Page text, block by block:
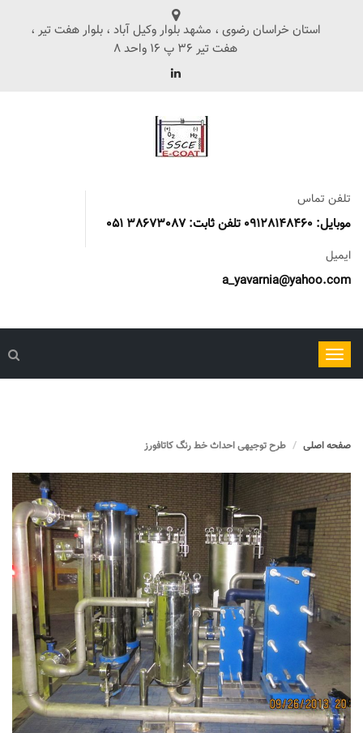
استان خراسان رضوی ، مشهد بلوار وکیل آباد ، بلوار هفت تیر ،
هفت تیر 36 پ 16 واحد 8
تلفن تماس
موبایل: 09128148460 تلفن ثابت: 38673087 051
ایمیل
a_yavarnia@yahoo.com
ناوبری
را
صفحه اصلی طرح توجیهی احداث خط رنگ کاتافورز